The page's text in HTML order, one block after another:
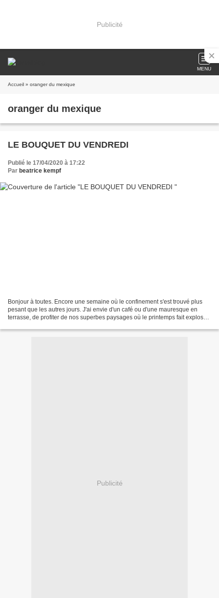
Publicité
MENU
Accueil » oranger du mexique
oranger du mexique
LE BOUQUET DU VENDREDI
Publié le 17/04/2020 à 17:22
Par beatrice kempf
Bonjour à toutes. Encore une semaine où le confinement s'est trouvé plus
pesant que les autres jours. J'ai envie d'un café ou d'une mauresque en
terrasse, de profiter de nos superbes paysages où le printemps fait exploser
Publicité